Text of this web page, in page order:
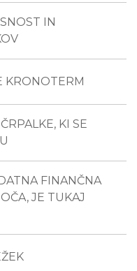
IN
KRONOTERM
KI SE
FINANČNA
JE TUKAJ